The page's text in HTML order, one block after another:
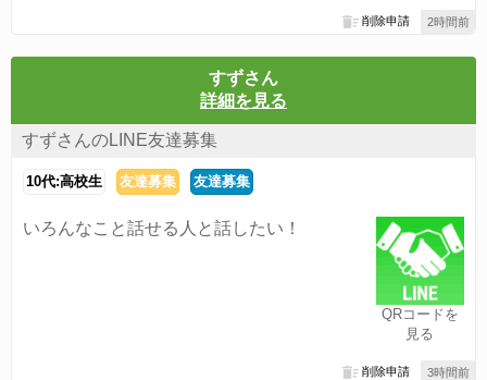
2時間前
削除申請
すずさん
詳細を見る
すずさんのLINE友達募集
10代:高校生 友達募集 友達募集
QRコードを
見る
いろんなこと話せる人と話したい！
3時間前
削除申請